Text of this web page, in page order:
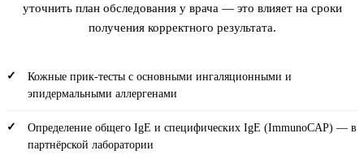
уточнить план обследования у врача — это влияет на сроки
получения корректного результата.
Кожные прик-тесты с основными ингаляционными и
эпидермальными аллергенами
Определение общего IgE и специфических IgE (ImmunoCAP) — в
партнёрской лаборатории